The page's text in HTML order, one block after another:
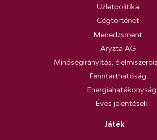
Üzletpolitika
Cégtörténet
Menedzsment
Aryzta AG
Minőségirányítás,
Fenntarthatóság
Energiahatékonyság
Éves jelentések
Játék